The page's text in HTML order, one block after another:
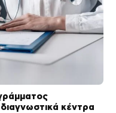
κέντρα